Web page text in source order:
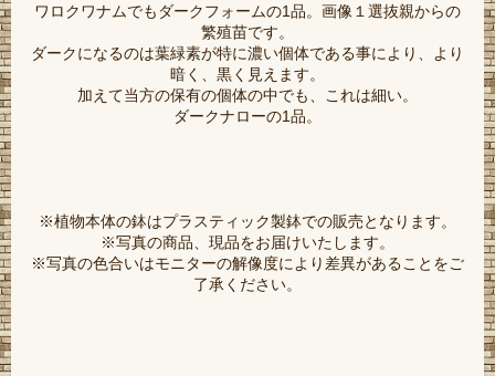
ワロクワナムでもダークフォームの1品。画像１選抜親からの
繁殖苗です。
ダークになるのは葉緑素が特に濃い個体である事により、より
暗く、黒く見えます。
加えて当方の保有の個体の中でも、これは細い。
ダークナローの1品。
※植物本体の鉢はプラスティック製鉢での販売となります。
※写真の商品、現品をお届けいたします。
※写真の色合いはモニターの解像度により差異があることをご
了承ください。